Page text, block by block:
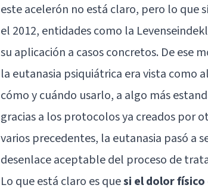
este acelerón no está claro, pero lo que
el 2012, entidades como la
su aplicación a casos concretos. De ese
la eutanasia psiquiátrica era vista como
cómo y cuándo usarlo, a algo más
gracias a los protocolos ya creados por
varios precedentes, la eutanasia pasó a
desenlace aceptable del proceso de
Lo que está claro es quesi el dolor físico